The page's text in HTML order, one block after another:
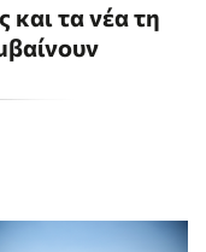
και τα νέα τη